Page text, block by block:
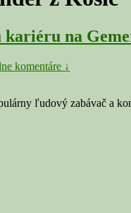
kariéru na
komentáre ↓
ľudový zabávač a